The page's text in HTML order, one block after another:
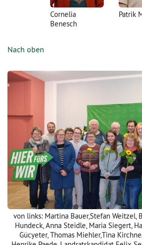
Cornelia
Benesch
Patrik
Nach oben
von links: Martina Bauer,Stefan Weitzel,
Hundeck, Anna Steidle, Maria Siegert,
Gücyeter, Thomas Miehler,Tina